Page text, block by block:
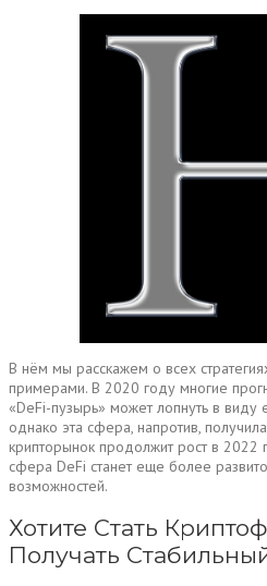
В нём мы расскажем о всех
примерами. В 2020 году многие
«DeFi-пузырь» может лопнуть в виду
однако эта сфера, напротив,
крипторынок продолжит рост в 2022
сфера DeFi станет еще более
возможностей.
Хотите Стать
Получать